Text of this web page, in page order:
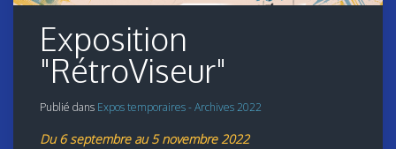
Exposition
"RétroViseur"
Publié dans Expos temporaires - Archives 2022
Du 6 septembre au 5 novembre 2022